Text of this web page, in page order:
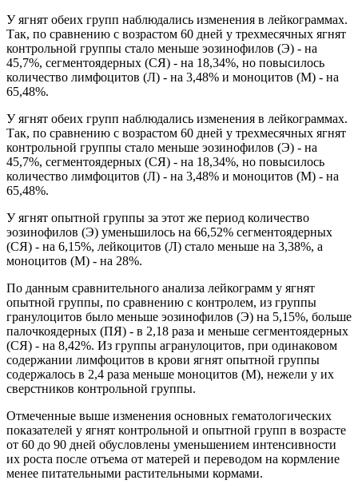
У ягнят обеих групп наблюдались изменения в лейкограммах.
Так, по сравнению с возрастом 60 дней у трехмесячных ягнят
контрольной группы стало меньше эозинофилов (Э) - на
45,7%, сегментоядерных (СЯ) - на 18,34%, но повысилось
количество лимфоцитов (Л) - на 3,48% и моноцитов (М) - на
65,48%.
У ягнят обеих групп наблюдались изменения в лейкограммах.
Так, по сравнению с возрастом 60 дней у трехмесячных ягнят
контрольной группы стало меньше эозинофилов (Э) - на
45,7%, сегментоядерных (СЯ) - на 18,34%, но повысилось
количество лимфоцитов (Л) - на 3,48% и моноцитов (М) - на
65,48%.
У ягнят опытной группы за этот же период количество
эозинофилов (Э) уменьшилось на 66,52% сегментоядерных
(СЯ) - на 6,15%, лейкоцитов (Л) стало меньше на 3,38%, а
моноцитов (М) - на 28%.
По данным сравнительного анализа лейкограмм у ягнят
опытной группы, по сравнению с контролем, из группы
гранулоцитов было меньше эозинофилов (Э) на 5,15%, больше
палочкоядерных (ПЯ) - в 2,18 раза и меньше сегментоядерных
(СЯ) - на 8,42%. Из группы агранулоцитов, при одинаковом
содержании лимфоцитов в крови ягнят опытной группы
содержалось в 2,4 раза меньше моноцитов (М), нежели у их
сверстников контрольной группы.
Отмеченные выше изменения основных гематологических
показателей у ягнят контрольной и опытной групп в возрасте
от 60 до 90 дней обусловлены уменьшением интенсивности
их роста после отъема от матерей и переводом на кормление
менее питательными растительными кормами.